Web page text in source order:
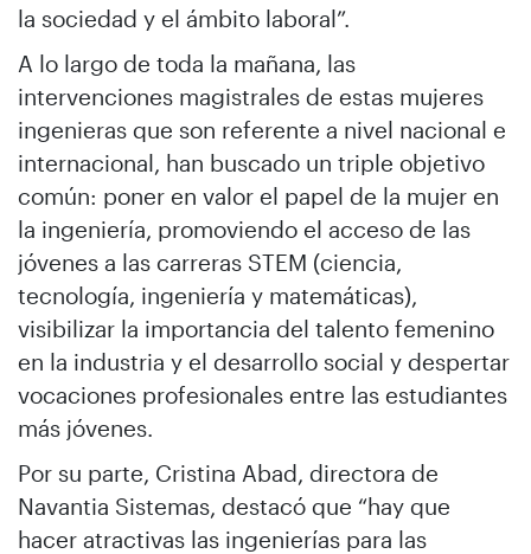
la sociedad y el ámbito laboral”.
A lo largo de toda la mañana, las
intervenciones magistrales de estas mujeres
ingenieras que son referente a nivel nacional e
internacional, han buscado un triple objetivo
común: poner en valor el papel de la mujer en
la ingeniería, promoviendo el acceso de las
jóvenes a las carreras STEM (ciencia,
tecnología, ingeniería y matemáticas),
visibilizar la importancia del talento femenino
en la industria y el desarrollo social y despertar
vocaciones profesionales entre las estudiantes
más jóvenes.
Por su parte, Cristina Abad, directora de
Navantia Sistemas, destacó que “hay que
hacer atractivas las ingenierías para las